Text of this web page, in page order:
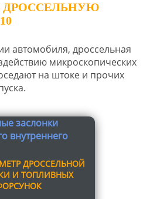
ДРОССЕЛЬНУЮ
автомобиля, дроссельная
микроскопических
на штоке и прочих
ДРОССЕЛЬНОЙ
И ТОПЛИВНЫХ